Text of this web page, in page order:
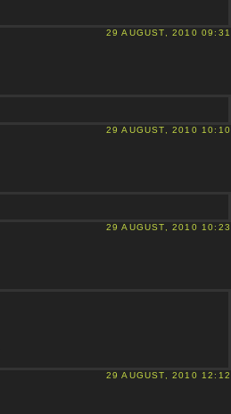
29 AUGUST, 2010 09:31
29 AUGUST, 2010 10:10
29 AUGUST, 2010 10:23
29 AUGUST, 2010 12:12